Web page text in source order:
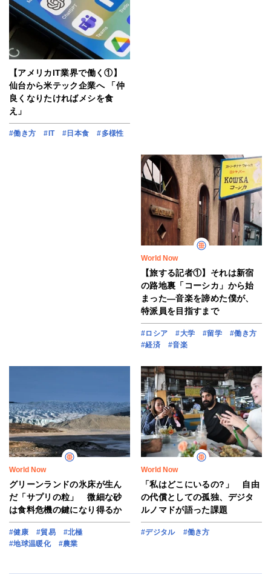
【アメリカIT業界で働く①】
仙台から米テック企業へ 「仲
良くなりたければメシを食
え」
#働き方 #IT #日本食 #多様性
World Now
【旅する記者①】それは新宿
の路地裏「コーシカ」から始
まった―音楽を諦めた僕が、
特派員を目指すまで
#ロシア #大学 #留学
#働き方
#経済
#音楽
World Now
グリーンランドの氷床が生ん
だ「サプリの粒」 微細な砂
は食料危機の鍵になり得るか
#健康 #貿易
#北極
#地球温暖化
#農業
World Now
「私はどこにいるの?」 自由
の代償としての孤独、デジタ
ルノマドが語った課題
#デジタル #働き方